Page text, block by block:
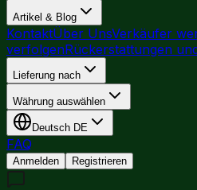
Artikel & Blog
KontaktÜber UnsVerkäufer
verfolgenRückerstattungen
Lieferung nach
Währung auswählen
Deutsch DE
FAQ
Anmelden Registrieren